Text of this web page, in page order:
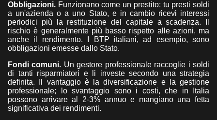
Obbligazioni. Funzionano come un prestito: tu presti soldi
a un'azienda o a uno Stato, e in cambio ricevi interessi
periodici più la restituzione del capitale a scadenza. Il
rischio è generalmente più basso rispetto alle azioni, ma
anche il rendimento. I BTP italiani, ad esempio, sono
obbligazioni emesse dallo Stato.
Fondi comuni. Un gestore professionale raccoglie i soldi
di tanti risparmiatori e li investe secondo una strategia
definita. Il vantaggio è la diversificazione e la gestione
professionale; lo svantaggio sono i costi, che in Italia
possono arrivare al 2-3% annuo e mangiano una fetta
significativa dei rendimenti.